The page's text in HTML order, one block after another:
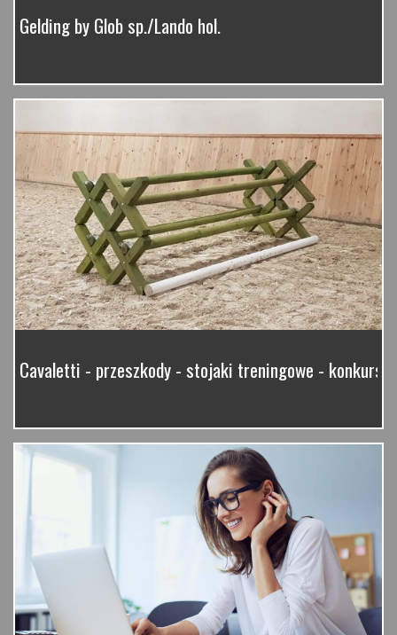
Gelding by Glob sp./Lando hol.
Cavaletti - przeszkody - stojaki treningowe -